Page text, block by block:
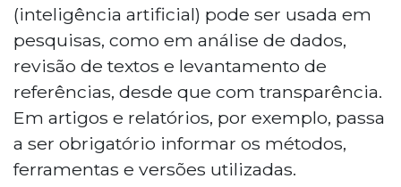
(inteligência artificial) pode ser usada em
pesquisas, como em análise de dados,
revisão de textos e levantamento de
referências, desde que com transparência.
Em artigos e relatórios, por exemplo, passa
a ser obrigatório informar os métodos,
ferramentas e versões utilizadas.